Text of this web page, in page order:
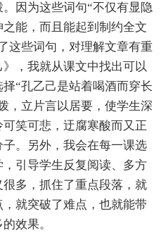
因为这些词句“不仅有显隐
能，而且能起到制约全文
这些词句，对理解文章有重
，我就从课文中找出可以
“孔乙己是站着喝酒而穿长
，立片言以居要，使学生深
笑可悲，迂腐寒酸而又正
。另外，我会在每一课选
引导学生反复阅读、多方
多，抓住了重点段落，就
就突破了难点，也就能带
效果。